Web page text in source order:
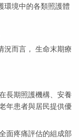
環境中的各類照護體
況而言， 生命末期療
長期照護機構、安養
年患者與居民提供優
面疼痛評估的組成部